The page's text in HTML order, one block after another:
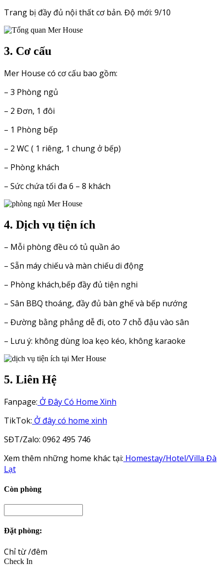
Trang bị đầy đủ nội thất cơ bản. Độ mới: 9/10
3. Cơ cấu
Mer House có cơ cấu bao gồm:
– 3 Phòng ngủ
– 2 Đơn, 1 đôi
– 1 Phòng bếp
– 2 WC ( 1 riêng, 1 chung ở bếp)
– Phòng khách
– Sức chứa tối đa 6 – 8 khách
4. Dịch vụ tiện ích
– Mỗi phòng đều có tủ quần áo
– Sẵn máy chiếu và màn chiếu di động
– Phòng khách,bếp đầy đủ tiện nghi
– Sân BBQ thoáng, đầy đủ bàn ghế và bếp nướng
– Đường bằng phẳng dễ đi, oto 7 chỗ đậu vào sân
– Lưu ý: không dùng loa kẹo kéo, không karaoke
5. Liên Hệ
Fanpage: Ở Đây Có Home Xinh
TikTok: Ở đây có home xinh
SĐT/Zalo: 0962 495 746
Xem thêm những home khác tại: Homestay/Hotel/Villa Đà
Lạt
Còn phòng
Đặt phòng:
Chỉ từ/đêm
Check In